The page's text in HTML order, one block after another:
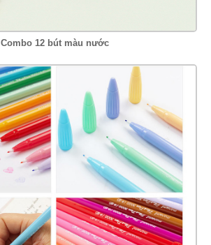
Combo 12 bút màu nước